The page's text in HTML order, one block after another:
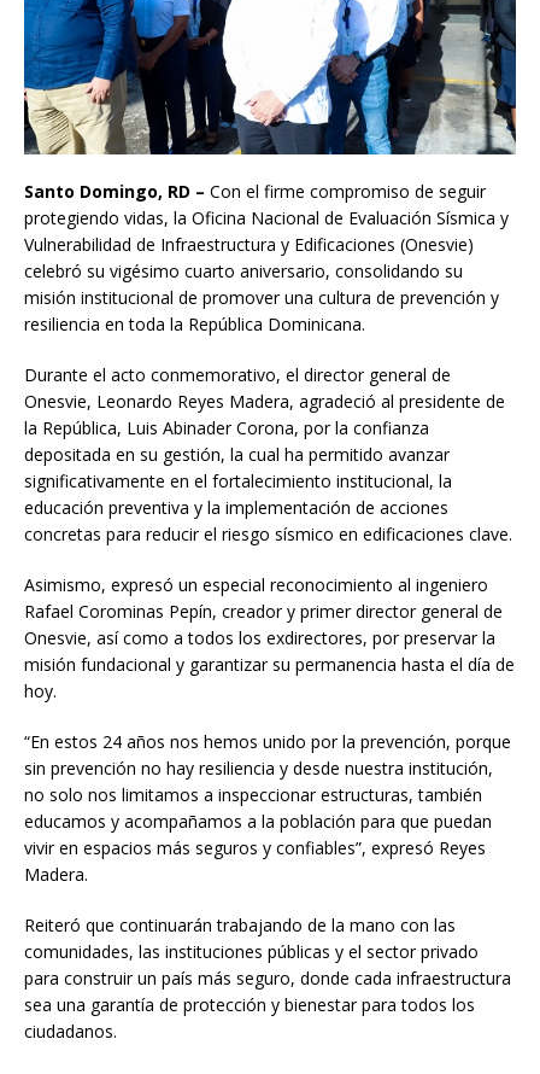
Santo Domingo, RD – Con el firme compromiso de seguir
protegiendo vidas, la Oficina Nacional de Evaluación Sísmica y
Vulnerabilidad de Infraestructura y Edificaciones (Onesvie)
celebró su vigésimo cuarto aniversario, consolidando su
misión institucional de promover una cultura de prevención y
resiliencia en toda la República Dominicana.
Durante el acto conmemorativo, el director general de
Onesvie, Leonardo Reyes Madera, agradeció al presidente de
la República, Luis Abinader Corona, por la confianza
depositada en su gestión, la cual ha permitido avanzar
significativamente en el fortalecimiento institucional, la
educación preventiva y la implementación de acciones
concretas para reducir el riesgo sísmico en edificaciones clave.
Asimismo, expresó un especial reconocimiento al ingeniero
Rafael Corominas Pepín, creador y primer director general de
Onesvie, así como a todos los exdirectores, por preservar la
misión fundacional y garantizar su permanencia hasta el día de
hoy.
“En estos 24 años nos hemos unido por la prevención, porque
sin prevención no hay resiliencia y desde nuestra institución,
no solo nos limitamos a inspeccionar estructuras, también
educamos y acompañamos a la población para que puedan
vivir en espacios más seguros y confiables”, expresó Reyes
Madera.
Reiteró que continuarán trabajando de la mano con las
comunidades, las instituciones públicas y el sector privado
para construir un país más seguro, donde cada infraestructura
sea una garantía de protección y bienestar para todos los
ciudadanos.